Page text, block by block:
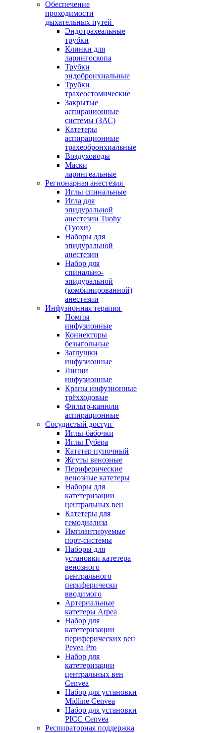
Обеспечение
проходимости
дыхательных путей
Эндотрахеальные
трубки
Клинки для
ларингоскопа
Трубки
эндобронхиальные
Трубки
трахеостомические
Закрытые
аспирационные
системы (ЗАС)
Катетеры
аспирационные
трахеобронхиальные
Воздуховоды
Маски
ларингеальные
Регионарная анестезия
Иглы спинальные
Игла для
эпидуральной
анестезии Tuohy
(Туохи)
Наборы для
эпидуральной
анестезии
Набор для
спинально-
эпидуральной
(комбинированной)
анестезии
Инфузионная терапия
Помпы
инфузионные
Коннекторы
безыгольные
Заглушки
инфузионные
Линии
инфузионные
Краны инфузионные
трёхходовые
Фильтр-канюли
аспирационные
Сосудистый доступ
Иглы-бабочки
Иглы Губера
Катетер пупочный
Жгуты венозные
Периферические
венозные катетеры
Наборы для
катетеризации
центральных вен
Катетеры для
гемодиализа
Имплантируемые
порт‑системы
Наборы для
установки катетера
венозного
центрального
периферически
вводимого
Артериальные
катетеры Arpea
Набор для
катетеризации
периферических вен
Pevea Pro
Набор для
катетеризации
центральных вен
Cenvea
Набор для установки
Midline Cenvea
Набор для установки
PICC Cenvea
Респираторная поддержка